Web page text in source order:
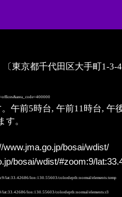
東京都千代田区大手町1-3-4
午前5時台, 午前11時台,
。
www.jma.go.jp/bosai/wdist/
bosai/wdist/#zoom:9/
lat:33.42686/lon:130.55603/colordepth:normal/elements:temp
lat:33.42686/lon:130.55603/colordepth:normal/elements:r3